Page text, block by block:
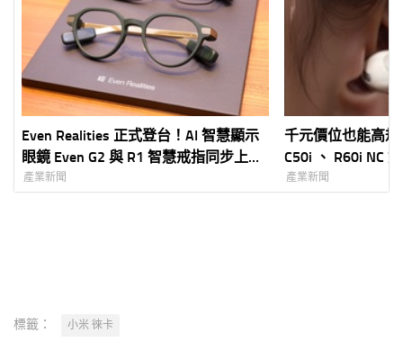
Even Realities 正式登台！AI 智慧顯示
眼鏡 Even G2 與 R1 智慧戒指同步上
市 創家 iNNOHOME 獨家代理 7 月
產業新聞
千元價位也能高
C50i 、 R60i NC
量佩戴、強效主
產業新聞
標籤： 小米 徠卡